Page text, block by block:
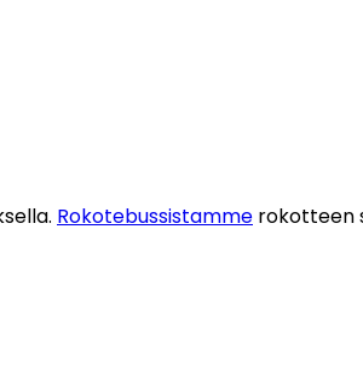
Rokotebussistamme rokotteen